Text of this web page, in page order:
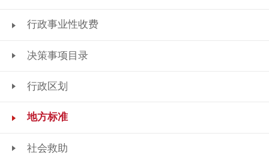
行政事业性收费
决策事项目录
行政区划
地方标准
社会救助